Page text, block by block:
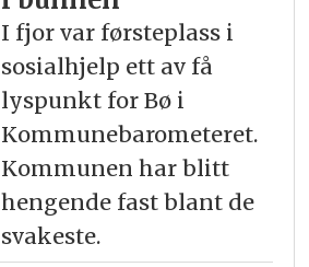
I fjor var førsteplass i
sosialhjelp ett av få
lyspunkt for Bø i
Kommunebarometeret.
Kommunen har blitt
hengende fast blant de
svakeste.